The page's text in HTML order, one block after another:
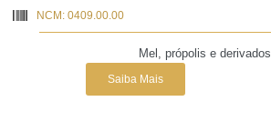
NCM: 0409.00.00
Mel, própolis e derivados
Saiba Mais